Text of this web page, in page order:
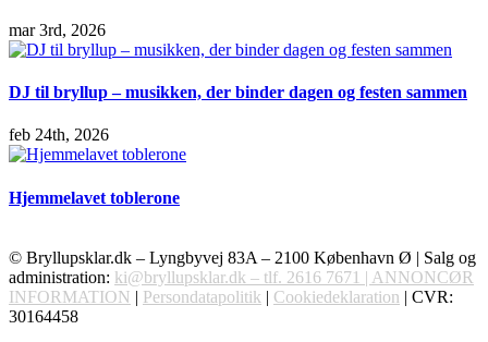
mar 3rd, 2026
DJ til bryllup – musikken, der binder dagen og festen sammen
feb 24th, 2026
Hjemmelavet toblerone
© Bryllupsklar.dk – Lyngbyvej 83A – 2100 København Ø | Salg og
administration: ki@bryllupsklar.dk – tlf. 2616 7671 | ANNONCØR
INFORMATION | Persondatapolitik | Cookiedeklaration | CVR:
30164458